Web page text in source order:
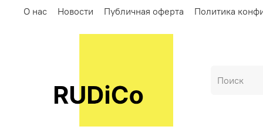
О нас Новости Публичная оферта Политика